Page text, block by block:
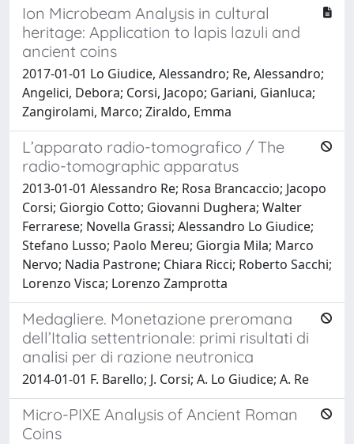
Ion Microbeam Analysis in cultural
heritage: Application to lapis lazuli and
ancient coins
2017-01-01 Lo Giudice, Alessandro; Re, Alessandro;
Angelici, Debora; Corsi, Jacopo; Gariani, Gianluca;
Zangirolami, Marco; Ziraldo, Emma
L’apparato radio-tomografico / The
radio-tomographic apparatus
2013-01-01 Alessandro Re; Rosa Brancaccio; Jacopo
Corsi; Giorgio Cotto; Giovanni Dughera; Walter
Ferrarese; Novella Grassi; Alessandro Lo Giudice;
Stefano Lusso; Paolo Mereu; Giorgia Mila; Marco
Nervo; Nadia Pastrone; Chiara Ricci; Roberto Sacchi;
Lorenzo Visca; Lorenzo Zamprotta
Medagliere. Monetazione preromana
dell’Italia settentrionale: primi risultati di
analisi per di razione neutronica
2014-01-01 F. Barello; J. Corsi; A. Lo Giudice; A. Re
Micro-PIXE Analysis of Ancient Roman
Coins